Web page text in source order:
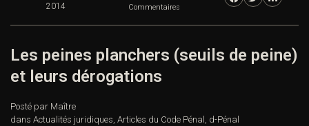
2014 Commentaires
Les peines planchers (seuils de peine)
et leurs dérogations
Posté par Maître
dans Actualités juridiques, Articles du Code Pénal , d-Pénal